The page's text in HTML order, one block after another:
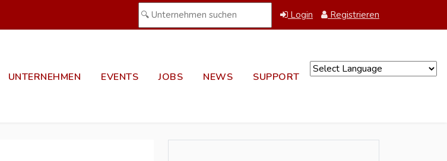
Login Registrieren
UNTERNEHMEN EVENTS JOBS NEWS SUPPORT